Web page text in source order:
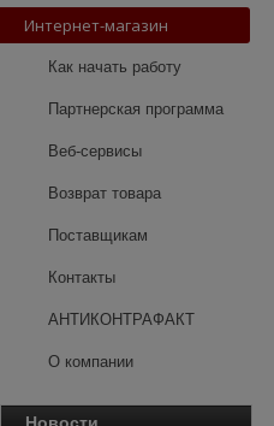
Интернет-магазин
Как начать работу
Партнерская программа
Веб-сервисы
Возврат товара
Поставщикам
Контакты
АНТИКОНТРАФАКТ
О компании